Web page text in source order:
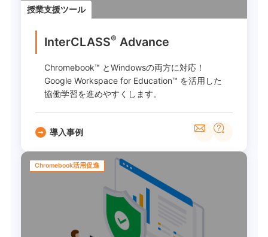
授業支援ツール
InterCLASS® Advance
Chromebook™ とWindowsの両方に対応！
Google Workspace for Education™ を活用した
協働学習を進めやすくします。
導入事例
Chromebook活用促進